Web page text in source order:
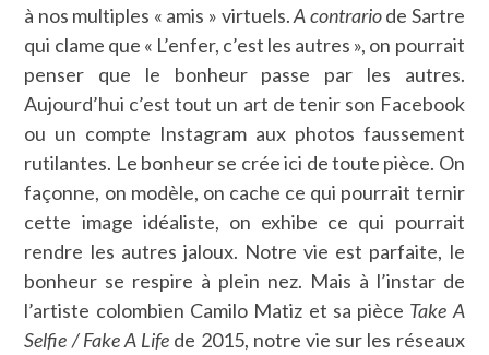
à nos multiples « amis » virtuels.A contrariode Sartre
qui clame que « L’enfer, c’est les autres », on pourrait
penser que le bonheur passe par les autres.
Aujourd’hui c’est tout un art de tenir son Facebook
ou un compte Instagram aux photos faussement
rutilantes. Le bonheur se crée ici de toute pièce. On
façonne, on modèle, on cache ce qui pourrait ternir
cette image idéaliste, on exhibe ce qui pourrait
rendre les autres jaloux. Notre vie est parfaite, le
bonheur se respire à plein nez. Mais à l’instar de
l’artiste colombien Camilo Matiz et sa pièce Take A
Selfie / Fake A Life de 2015, notre vie sur les réseaux